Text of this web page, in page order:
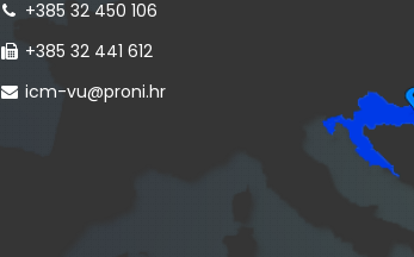
+385 32 450 106
+385 32 441 612
icm-vu@proni.hr